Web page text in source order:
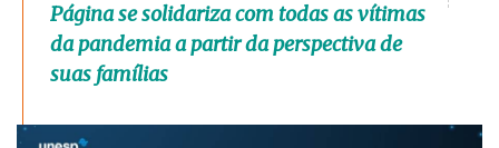
Página se solidariza com todas as vítimas
da pandemia a partir da perspectiva de
suas famílias